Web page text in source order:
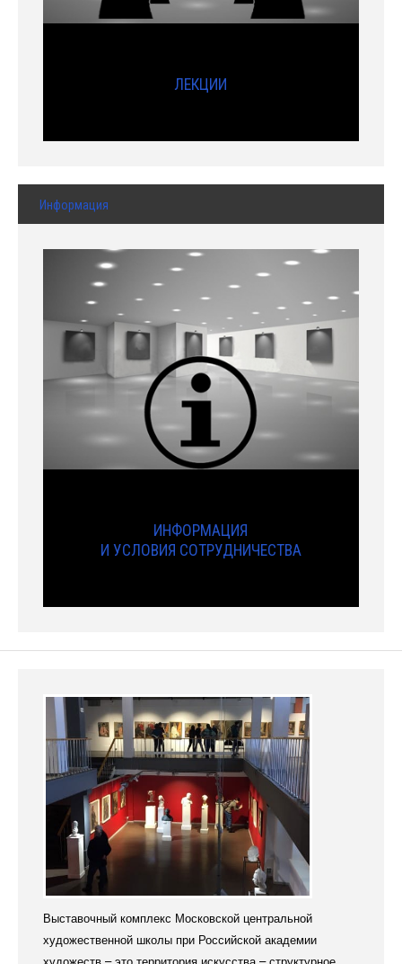
ЛЕКЦИИ
Информация
ИНФОРМАЦИЯ
И УСЛОВИЯ СОТРУДНИЧЕСТВА
Выставочный комплекс Московской центральной
художественной школы при Российской академии